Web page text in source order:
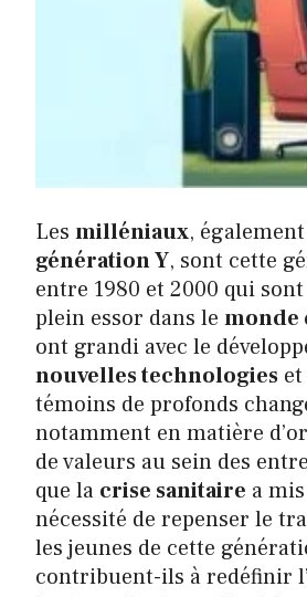
Les milléniaux,
génération Y, sont cette
entre 1980 et 2000 qui
plein essor dans le monde
ont grandi avec le
nouvelles technologies
témoins de profonds
notamment en matière
de valeurs au sein des
que la crise sanitaire a
nécessité de repenser le
les jeunes de cette
contribuent-ils à redéfinir